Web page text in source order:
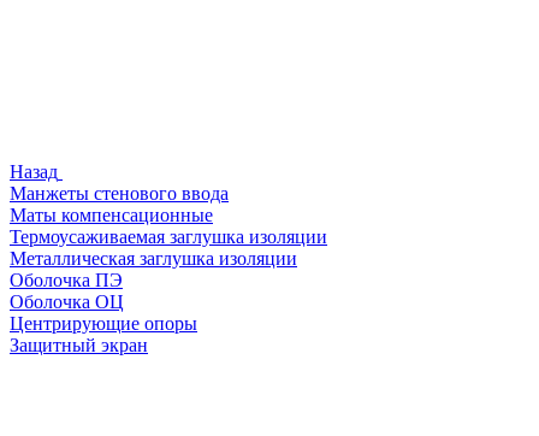
Назад
Манжеты стенового ввода
Маты компенсационные
Термоусаживаемая заглушка изоляции
Металлическая заглушка изоляции
Оболочка ПЭ
Оболочка ОЦ
Центрирующие опоры
Защитный экран